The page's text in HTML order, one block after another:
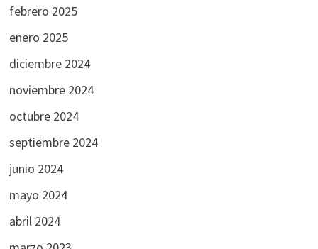
febrero 2025
enero 2025
diciembre 2024
noviembre 2024
octubre 2024
septiembre 2024
junio 2024
mayo 2024
abril 2024